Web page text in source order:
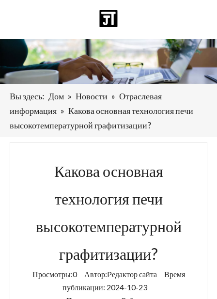
Deutsch
Español
العربية
Вы здесь: Дом » Новости » Отраслевая
информация » Какова основная технология печи
высокотемпературной графитизации?
Какова основная
технология печи
высокотемпературной
графитизации?
Просмотры:0Автор:Pедактор сайта Время
публикации: 2024-10-23